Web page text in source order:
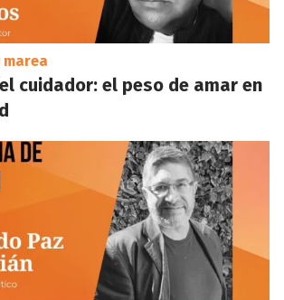
cuidador: el peso de amar en